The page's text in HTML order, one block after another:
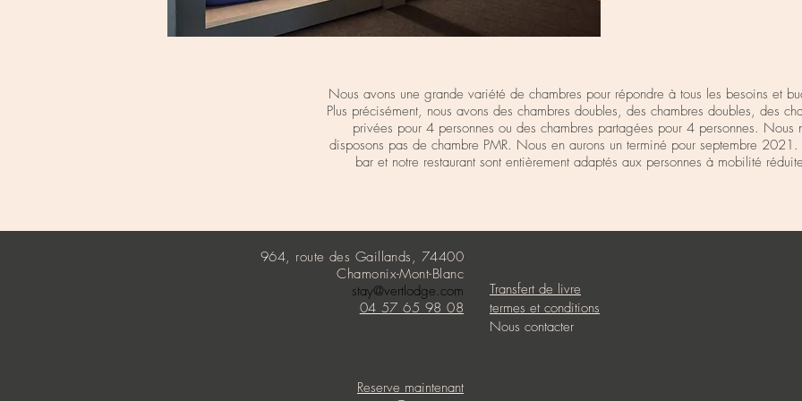
Nous avons une grande variété de chambres pour répondre à tous les besoins et
Plus précisément, nous avons des chambres doubles, des chambres doubles, des
privées pour 4 personnes ou des chambres partagées pour 4 personnes. Nous
disposons pas de chambre PMR. Nous en aurons un terminé pour septembre
bar et notre restaurant sont entièrement adaptés aux personnes à mobilité
964, route des Gaillands, 74400
Chamonix-Mont-Blanc
stay@vertlodge.com
04 57 65 98 08
Transfert de livre
termes et conditions
Nous contacter
Reserve maintenant